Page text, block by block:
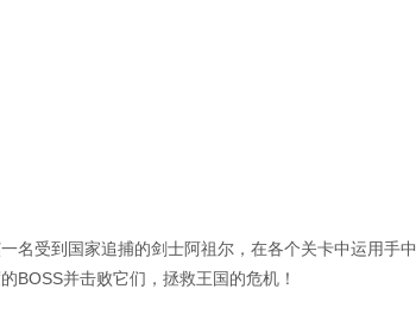
名受到国家追捕的剑士阿祖尔，在各个关卡中运用手中
BOSS并击败它们，拯救王国的危机！